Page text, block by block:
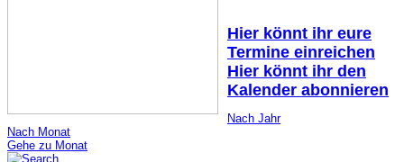
Hier könnt ihr eure
Termine einreichen
Hier könnt ihr den
Kalender abonnieren
Nach Jahr
Nach Monat
Gehe zu Monat